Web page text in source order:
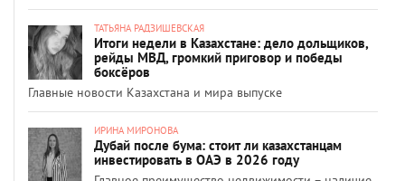
ТАТЬЯНА РАДЗИШЕВСКАЯ
Итоги недели в Казахстане: дело дольщиков,
рейды МВД, громкий приговор и победы
боксёров
Главные новости Казахстана и мира выпуске
ИРИНА МИРОНОВА
Дубай после бума: стоит ли казахстанцам
инвестировать в ОАЭ в 2026 году